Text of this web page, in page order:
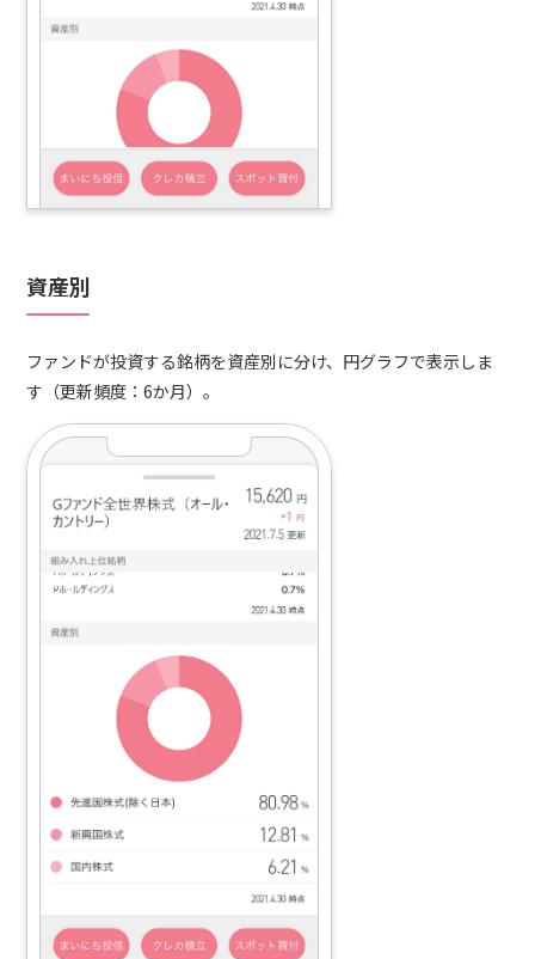
資産別
ファンドが投資する銘柄を資産別に分け、円グラフで表示しま
す（更新頻度：6か月）。